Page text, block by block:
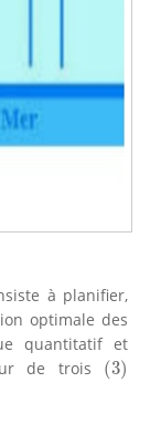
à planifier,
optimale des
quantitatif et
de trois (3)
(3)